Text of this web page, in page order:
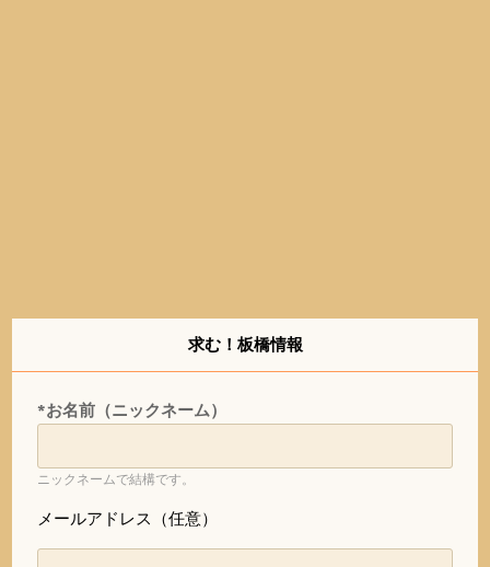
求む！板橋情報
*お名前（ニックネーム）
ニックネームで結構です。
メールアドレス（任意）